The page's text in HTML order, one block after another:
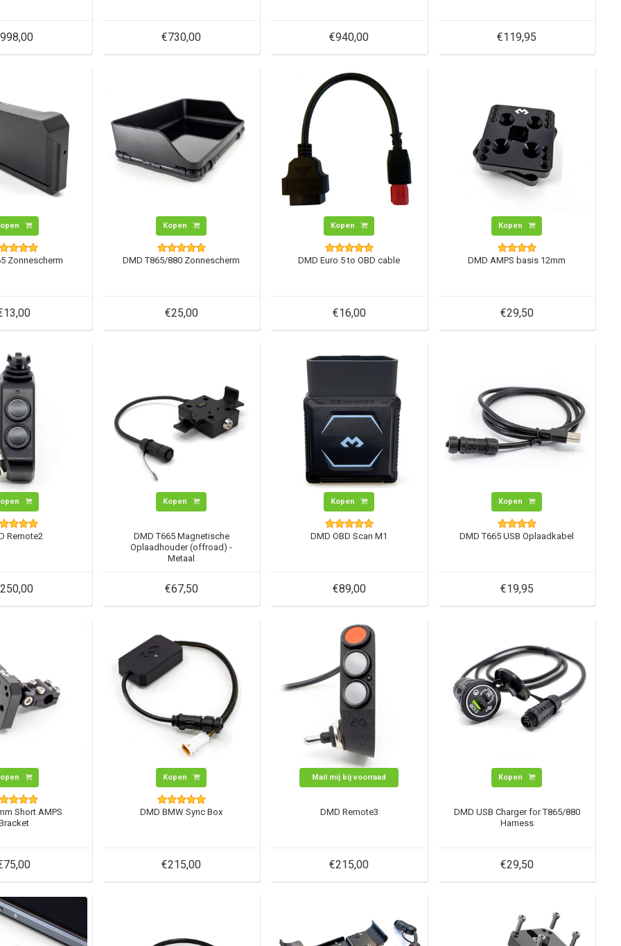
€730,00 €940,00 €119,95
Zonnescherm
Kopen
DMD T865/880 Zonnescherm
€25,00
Kopen
DMD Euro 5 to OBD cable
€16,00
Kopen
DMD AMPS basis 12mm
€29,50
Remote2
Kopen
DMD T665 Magnetische
Oplaadhouder (offroad) -
Metaal
€67,50
Kopen
DMD OBD Scan M1
€89,00
Kopen
DMD T665 USB Oplaadkabel
€19,95
Short AMPS
Kopen
DMD BMW Sync Box
€215,00
Mail mij bij voorraad
DMD Remote3
€215,00
Kopen
DMD USB Charger for T865/880
Harness
€29,50